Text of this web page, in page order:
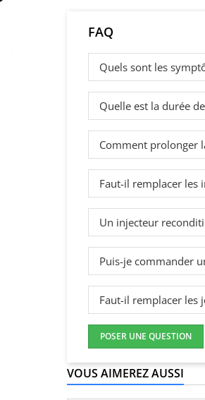
FAQ
Quels sont les
Quelle est la durée
Comment prolonger
Faut-il remplacer les
Un injecteur
Puis-je commander
Faut-il remplacer les
POSER UNE QUESTION
VOUS AIMEREZ AUSSI